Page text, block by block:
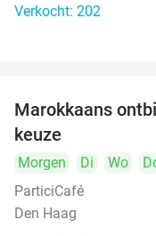
Verkocht: 202
Marokkaans
keuze
Morgen Di Wo
ParticiCafé
Den Haag